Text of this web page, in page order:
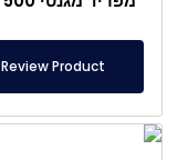
Review Product